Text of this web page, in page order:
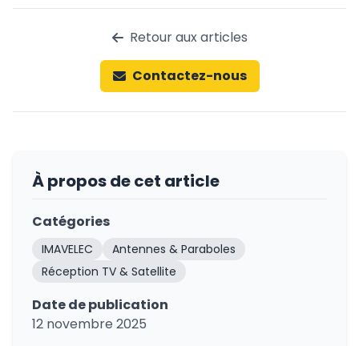
Retour aux articles
Contactez-nous
À propos de cet article
Catégories
IMAVELEC
Antennes & Paraboles
Réception TV & Satellite
Date de publication
12 novembre 2025